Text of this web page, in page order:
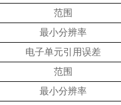
范围
最小分辨率
电子单元引用误差
范围
最小分辨率